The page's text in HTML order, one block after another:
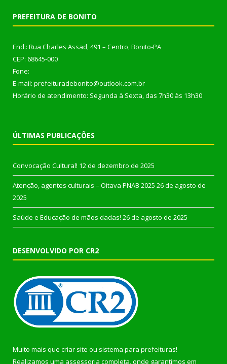
PREFEITURA DE BONITO
End.: Rua Charles Assad, 491 – Centro, Bonito-PA
CEP: 68645-000
Fone:
E-mail: prefeituradebonito@outlook.com.br
Horário de atendimento: Segunda à Sexta, das 7h30 às 13h30
ÚLTIMAS PUBLICAÇÕES
Convocação Cultural! 12 de dezembro de 2025
Atenção, agentes culturais – Oitava PNAB 2025 26 de agosto de
2025
Saúde e Educação de mãos dadas! 26 de agosto de 2025
DESENVOLVIDO POR CR2
Muito mais que criar site ou sistema para prefeituras!
Realizamos uma assessoria completa, onde garantimos em